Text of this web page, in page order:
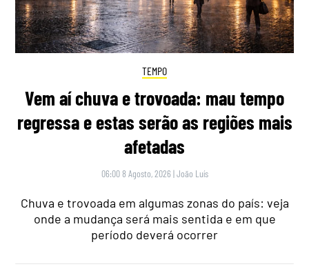
TEMPO
Vem aí chuva e trovoada: mau tempo
regressa e estas serão as regiões mais
afetadas
06:00 8 Agosto, 2026 |João Luís
Chuva e trovoada em algumas zonas do país: veja
onde a mudança será mais sentida e em que
período deverá ocorrer